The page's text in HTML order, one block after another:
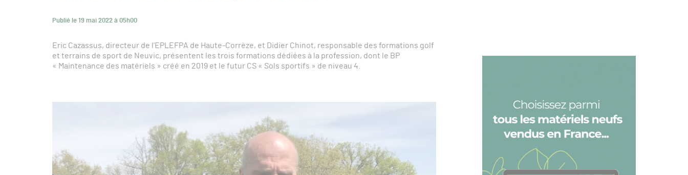
Publié le 19 mai 2022 à 05h00
Eric Cazassus, directeur de l’EPLEFPA de Haute-Corrèze, et Didier Chinot, responsable des formations golf
et terrains de sport de Neuvic, présentent les trois formations dédiées à la profession, dont le BP
« Maintenance des matériels » créé en 2019 et le futur CS « Sols sportifs » de niveau 4.